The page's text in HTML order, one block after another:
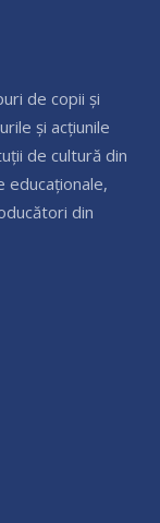
de copii și
și acțiunile
de cultură din
educaționale,
din